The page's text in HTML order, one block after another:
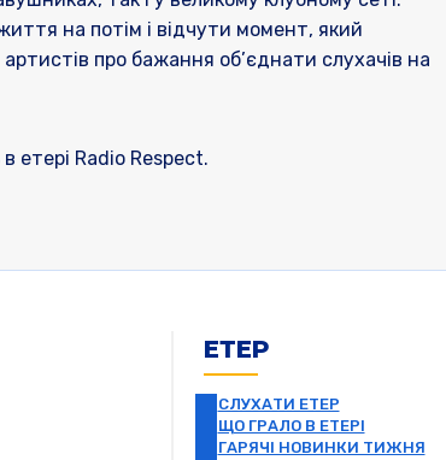
на потім і відчути момент, який
про бажання об’єднати слухачів на
етері Radio Respect.
ЕТЕР
СЛУХАТИ ЕТЕР
ЩО ГРАЛО В ЕТЕРІ
ГАРЯЧІ НОВИНКИ ТИЖНЯ